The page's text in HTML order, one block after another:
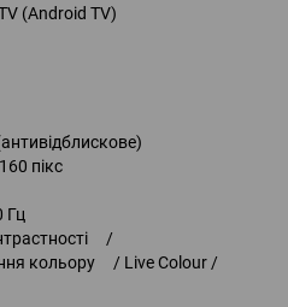
(Android TV)
пікс
Гц
/
кольору / Live Colour /